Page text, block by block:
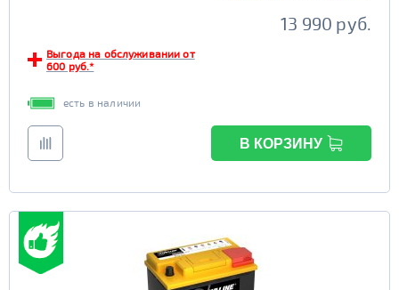
13 990 руб.
Выгода на обслуживании от
600 руб.*
есть в наличии
В КОРЗИНУ